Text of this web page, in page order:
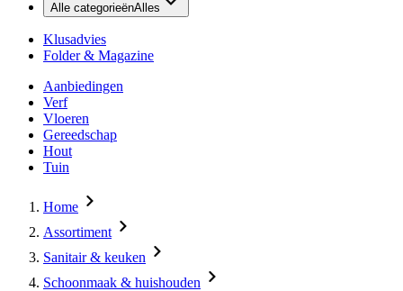
Alle categorieënAlles
Klusadvies
Folder & Magazine
Aanbiedingen
Verf
Vloeren
Gereedschap
Hout
Tuin
Home
Assortiment
Sanitair & keuken
Schoonmaak & huishouden